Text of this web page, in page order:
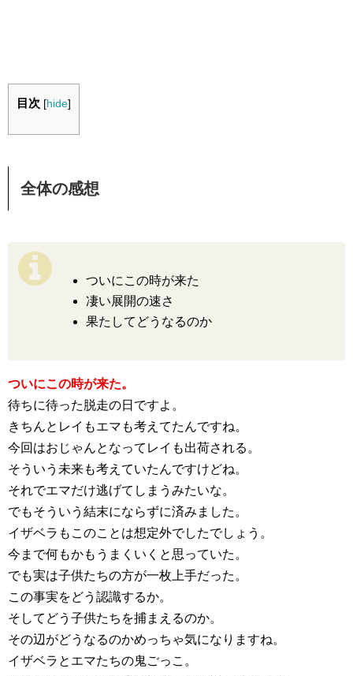
目次 [hide]
全体の感想
ついにこの時が来た
凄い展開の速さ
果たしてどうなるのか
ついにこの時が来た。
待ちに待った脱走の日ですよ。
きちんとレイもエマも考えてたんですね。
今回はおじゃんとなってレイも出荷される。
そういう未来も考えていたんですけどね。
それでエマだけ逃げてしまうみたいな。
でもそういう結末にならずに済みました。
イザベラもこのことは想定外でしたでしょう。
今まで何もかもうまくいくと思っていた。
でも実は子供たちの方が一枚上手だった。
この事実をどう認識するか。
そしてどう子供たちを捕まえるのか。
その辺がどうなるのかめっちゃ気になりますね。
イザベラとエマたちの鬼ごっこ。